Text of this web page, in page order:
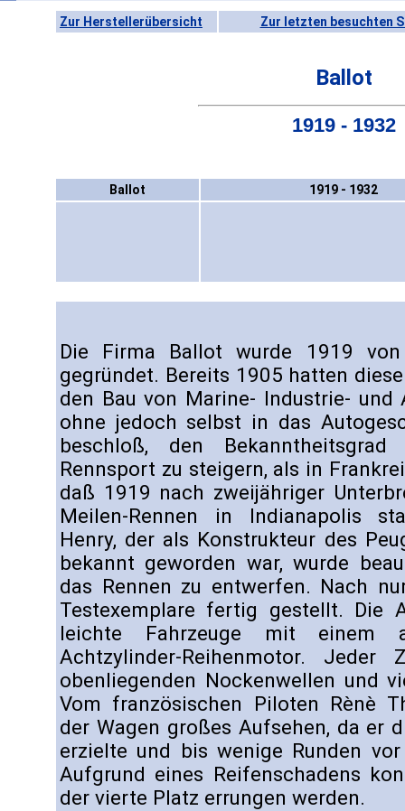
Zur Herstellerübersicht Zur letzten besuchten
Ballot
1919 - 1932
Ballot 1919 - 1932
Die Firma Ballot wurde 1919
gegründet. Bereits 1905 hatten
den Bau von Marine- Industrie- und
ohne jedoch selbst in das
beschloß, den
Rennsport zu steigern, als in
daß 1919 nach zweijähriger
Meilen-Rennen in Indianapolis
Henry, der als Konstrukteur des
bekannt geworden war, wurde
das Rennen zu entwerfen. Nach
Testexemplare fertig gestellt. Die
leichte Fahrzeuge mit einem
Achtzylinder-Reihenmotor.
obenliegenden Nockenwellen und
Vom französischen Piloten Rènè
der Wagen großes Aufsehen, da er
erzielte und bis wenige Runden
Aufgrund eines Reifenschadens
der vierte Platz errungen werden.